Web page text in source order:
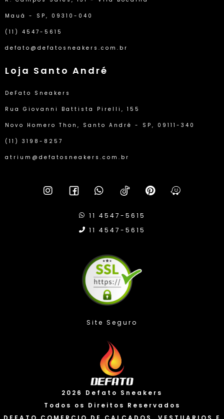
Mauá - SP, 09310-040
(11) 4547-5615
defato@defatosneakers.com.br
Loja Santo André
DeFato Sneakers
Rua Giovanni Battista Pirelli, 155
Novo Homero Thon, Santo André - SP, 09111-340
(11) 3198-8257
atrium@defatosneakers.com.br
11 4547-5615
11 4547-5615
2026 Defato Sneakers
Todos os Direitos Reservados